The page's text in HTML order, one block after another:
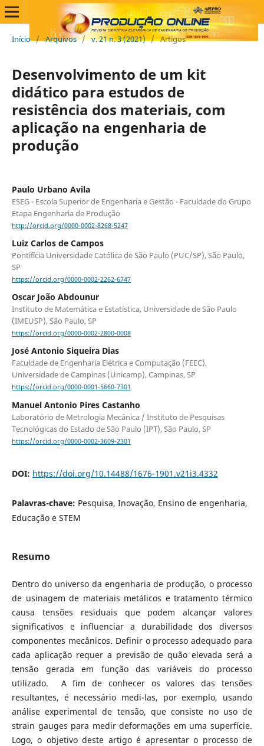
Início / Arquivos / v. 21 n. 3 (2021) / Artigos
Desenvolvimento de um kit
didático para estudos de
resistência dos materiais, com
aplicação na engenharia de
produção
Paulo Urbano Avila
ESEG - Escola Superior de Engenharia e Gestão - Faculdade do Grupo
Etapa Engenharia de Produção
http://orcid.org/0000-0002-8268-5247
Luiz Carlos de Campos
Pontifícia Universidade Católica de São Paulo (PUC/SP), São Paulo,
SP
https://orcid.org/0000-0002-2262-6747
Oscar João Abdounur
Instituto de Matemática e Estatística, Universidade de São Paulo
(IMEUSP), São Paulo, SP
https://orcid.org/0000-0002-2800-0008
José Antonio Siqueira Dias
Faculdade de Engenharia Elétrica e Computação (FEEC),
Universidade de Campinas (Unicamp), Campinas, SP
https://orcid.org/0000-0001-5660-7301
Manuel Antonio Pires Castanho
Laboratório de Metrologia Mecânica / Instituto de Pesquisas
Tecnológicas do Estado de São Paulo (IPT), São Paulo, SP
https://orcid.org/0000-0002-3609-2301
DOI: https://doi.org/10.14488/1676-1901.v21i3.4332
Palavras-chave: Pesquisa, Inovação, Ensino de engenharia,
Educação e STEM
Resumo
Dentro do universo da engenharia de produção, o processo
de usinagem de materiais metálicos e tratamento térmico
causa tensões residuais que podem alcançar valores
significativos e influenciar a durabilidade dos diversos
componentes mecânicos. Definir o processo adequado para
cada aplicação requer a previsão de quão elevada será a
tensão gerada em função das variáveis do processo
utilizado. A fim de conhecer os valores das tensões
resultantes, é necessário medi-las, por exemplo, usando
análise experimental de tensão, que consiste no uso de
strain gauges para medir deformações em uma superfície.
Logo, o objetivo deste artigo é apresentar o processo de